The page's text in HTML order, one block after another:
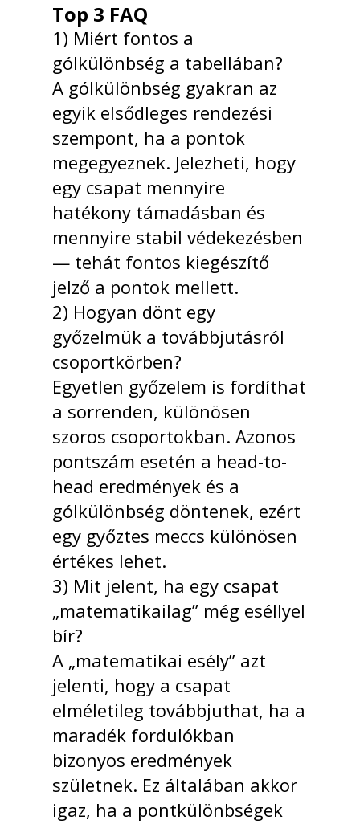
Top 3 FAQ
1) Miért fontos a
gólkülönbség a tabellában?
A gólkülönbség gyakran az
egyik elsődleges rendezési
szempont, ha a pontok
megegyeznek. Jelezheti, hogy
egy csapat mennyire
hatékony támadásban és
mennyire stabil védekezésben
— tehát fontos kiegészítő
jelző a pontok mellett.
2) Hogyan dönt egy
győzelmük a továbbjutásról
csoportkörben?
Egyetlen győzelem is fordíthat
a sorrenden, különösen
szoros csoportokban. Azonos
pontszám esetén a head-to-
head eredmények és a
gólkülönbség döntenek, ezért
egy győztes meccs különösen
értékes lehet.
3) Mit jelent, ha egy csapat
„matematikailag” még eséllyel
bír?
A „matematikai esély” azt
jelenti, hogy a csapat
elméletileg továbbjuthat, ha a
maradék fordulókban
bizonyos eredmények
születnek. Ez általában akkor
igaz, ha a pontkülönbségek